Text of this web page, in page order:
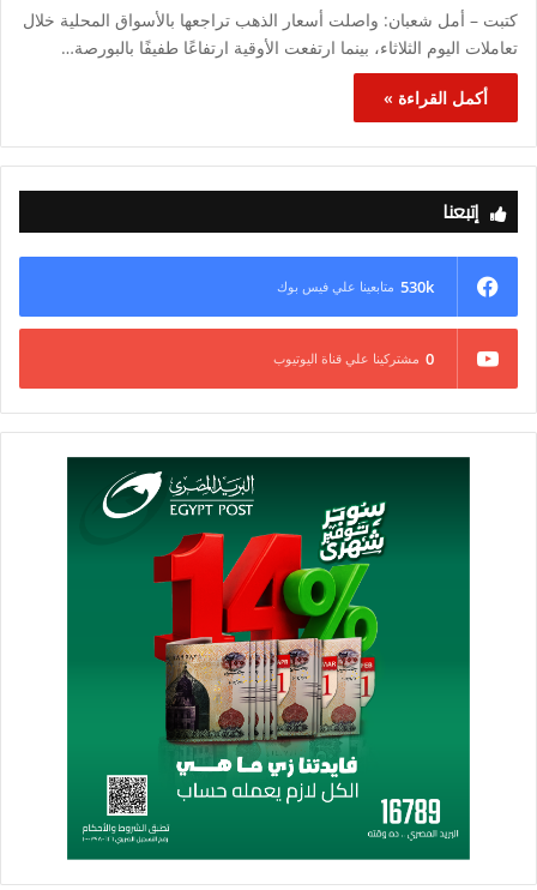
كتبت – أمل شعبان: واصلت أسعار الذهب تراجعها بالأسواق المحلية خلال
تعاملات اليوم الثلاثاء، بينما ارتفعت الأوقية ارتفاعًا طفيفًا بالبورصة…
أكمل القراءة »
إتبعنا
530k متابعينا علي فيس بوك
0 مشتركينا علي قناة اليوتيوب